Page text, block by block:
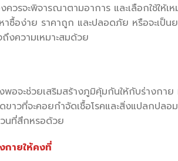
วรจะพิจารณาตามอาการ และเลือกใช้ให้เ
ซื้อง่าย ราคาถูก และปลอดภัย หรือจะเป็
งความเหมาะสมด้วย
จะช่วยเสริมสร้างภูมิคุ้มกันให้กับร่างกาย
ขาวที่จะคอยกำจัดเชื้อโรคและสิ่งแปลกป
นที่สึกหรอด้วย
กายให้คงที่